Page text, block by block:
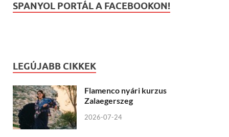
SPANYOL PORTÁL A FACEBOOKON!
LEGÚJABB CIKKEK
Flamenco nyári kurzus
Zalaegerszeg
2026-07-24